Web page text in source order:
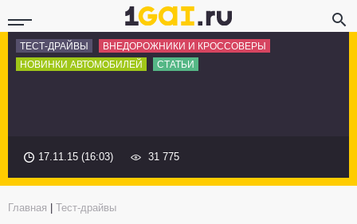
ТЕСТ-ДРАЙВЫ
ВНЕДОРОЖНИКИ И КРОССОВЕРЫ
НОВИНКИ АВТОМОБИЛЕЙ
СТАТЬИ
17.11.15 (16:03) 31 775
Главная Тест-драйвы